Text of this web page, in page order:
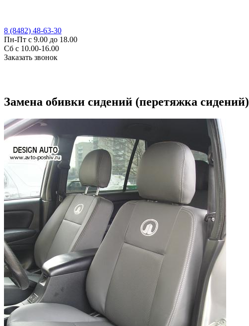
8 (8482) 48-63-30
Пн-Пт с 9.00 до 18.00
Сб с 10.00-16.00
Заказать звонок
Замена обивки сидений (перетяжка сидений)